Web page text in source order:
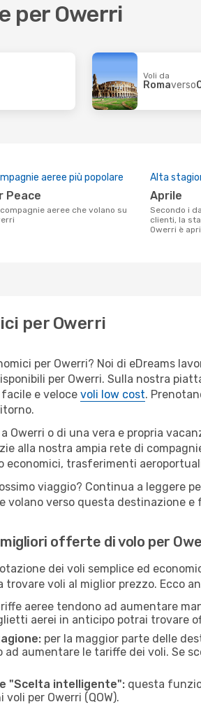
per Owerri
Voli da
Romaverso
aeree più popolare
Peace
Alta
aprile
Secondo i dati della nostra ricerca
clienti, la
Owerri è
per Owerri
per Owerri? Noi di eDreams
per Owerri. Sulla nostra
e veloce voli low cost.
Owerri o di una vera e propria
alla nostra ampia rete di
economici, trasferimenti
viaggio? Continua a leggere
volano verso questa destinazione
offerte di volo per
dei voli semplice ed
voli al miglior prezzo. Ecco
aeree tendono ad aumentare
aerei in anticipo potrai trovare
per la maggior parte delle
ad aumentare le tariffe dei voli. Se
"Scelta intelligente": questa
per Owerri (QOW).